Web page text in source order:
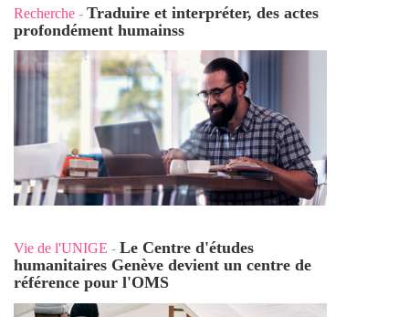
Recherche - Traduire et interpréter, des actes
profondément humainss
Vie de l'UNIGE - Le Centre d'études
humanitaires Genève devient un centre de
référence pour l'OMS